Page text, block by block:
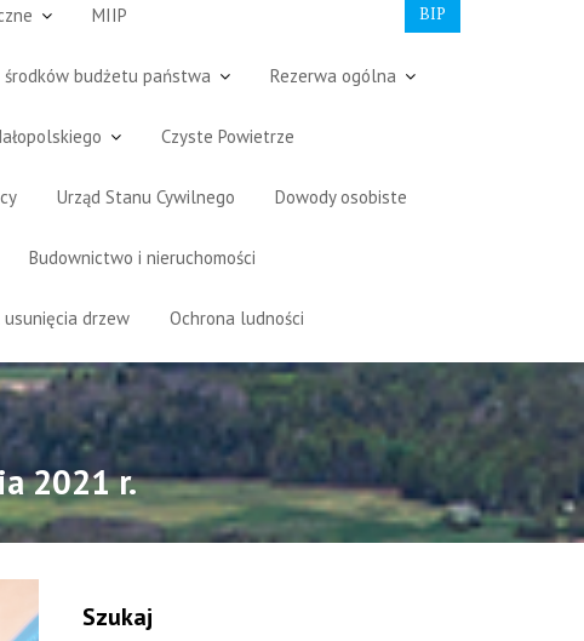
BIP
MIIP
budżetu państwa Rezerwa ogólna
Czyste Powietrze
Urząd Stanu Cywilnego Dowody osobiste
Budownictwo i nieruchomości
usunięcia drzew Ochrona ludności
2021 r.
Szukaj